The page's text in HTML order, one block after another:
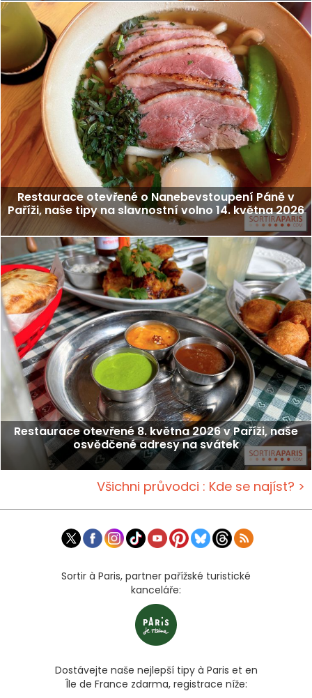
Restaurace otevřené o Nanebevstoupení Páně v
Paříži, naše tipy na slavnostní volno 14. května 2026
Restaurace otevřené 8. května 2026 v Paříži, naše
osvědčené adresy na svátek
Všichni průvodci : Kde se najíst? >
Sortir à Paris, partner pařížské turistické
kanceláře:
Dostávejte naše nejlepší tipy à Paris et en
Île de France zdarma, registrace níže: